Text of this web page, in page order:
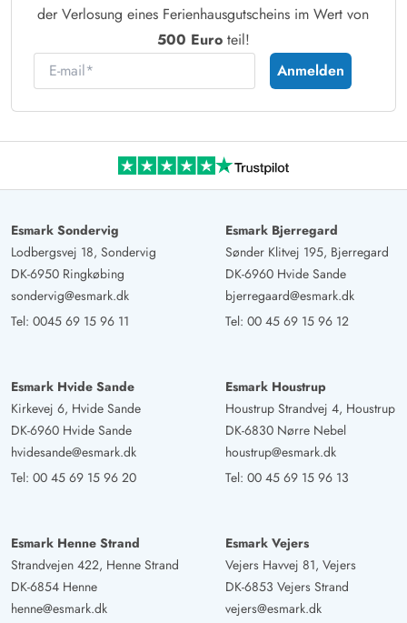
der Verlosung eines Ferienhausgutscheins im Wert von
500 Euroteil!
E-mail
Anmelden
Esmark Sondervig
Lodbergsvej 18, Sondervig
DK-6950 Ringkøbing
sondervig@esmark.dk
Tel: 0045 69 15 96 11
Esmark Bjerregard
Sønder Klitvej 195, Bjerregard
DK-6960 Hvide Sande
bjerregaard@esmark.dk
Tel: 00 45 69 15 96 12
Esmark Hvide Sande
Kirkevej 6, Hvide Sande
DK-6960 Hvide Sande
hvidesande@esmark.dk
Tel: 00 45 69 15 96 20
Esmark Houstrup
Houstrup Strandvej 4, Houstrup
DK-6830 Nørre Nebel
houstrup@esmark.dk
Tel: 00 45 69 15 96 13
Esmark Henne Strand
Strandvejen 422, Henne Strand
DK-6854 Henne
henne@esmark.dk
Esmark Vejers
Vejers Havvej 81, Vejers
DK-6853 Vejers Strand
vejers@esmark.dk